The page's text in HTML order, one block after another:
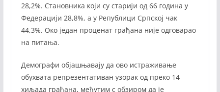
28,2%. Становника који су старији од 66 година у
Федерацији 28,8%, а у Републици Српској чак
44,3%. Око један проценат грађана није одговарао
на питања.
Демографи објашњавају да ово истраживање
обухвата репрезентативан узорак од преко 14
хиљада грађана, међутим с обзиром да је